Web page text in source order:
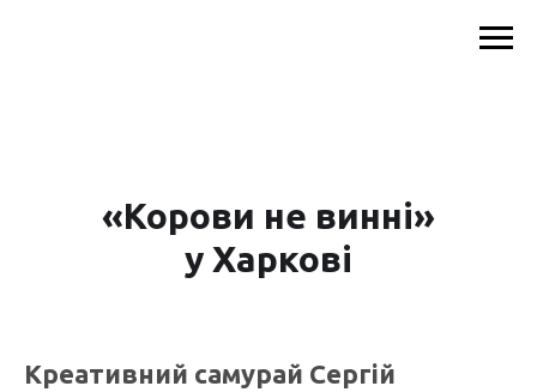
«Корови не винні»
у Харкові
Креативний самурай Сергій